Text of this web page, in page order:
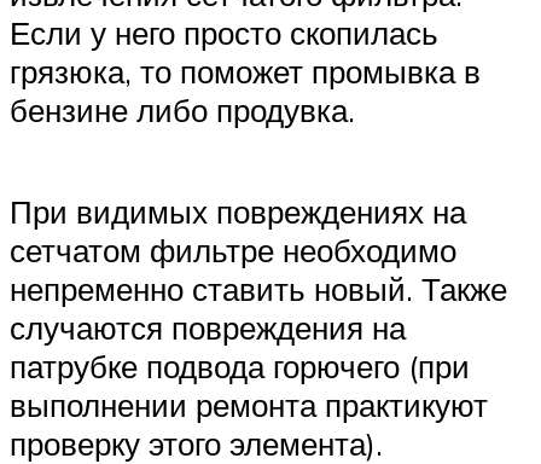
Если у него просто скопилась
грязюка, то поможет промывка в
бензине либо продувка.
При видимых повреждениях на
сетчатом фильтре необходимо
непременно ставить новый. Также
случаются повреждения на
патрубке подвода горючего (при
выполнении ремонта практикуют
проверку этого элемента).